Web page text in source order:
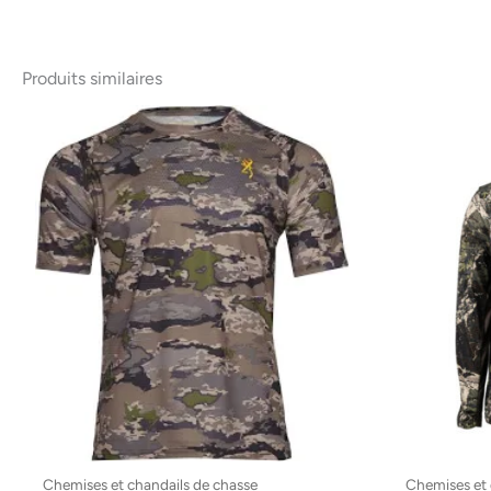
Produits similaires
Chemises et chandails de chasse
Ce
produit
a
plusieurs
variations.
Les
options
peuvent
être
choisies
sur
la
page
Chemises et